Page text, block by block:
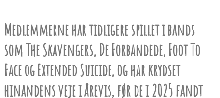
Medlemmerne har tidligere spillet i bands
som The Skavengers, De Forbandede, Foot To
Face og Extended Suicide, og har krydset
hinandens veje i årevis, før de i 2025 fandt